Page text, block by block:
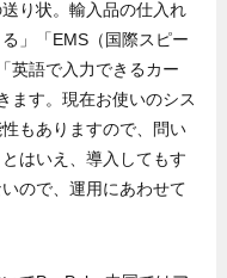
り状。輸入品の仕入れ
」「EMS（国際スピー
英語で入力できるカー
ます。現在お使いのシス
もありますので、問い
はいえ、導入してもす
ので、運用にあわせて